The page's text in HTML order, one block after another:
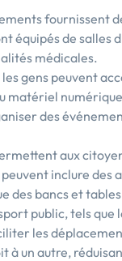
fournissent
équipés de salles
médicales.
gens peuvent
matériel
des
aux
inclure des
des bancs et
public, tels que
les
à un autre,